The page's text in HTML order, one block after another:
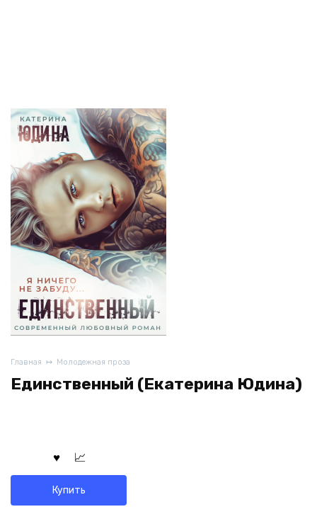
Главная Молодежная проза
Единственный (Екатерина Юдина)
Купить